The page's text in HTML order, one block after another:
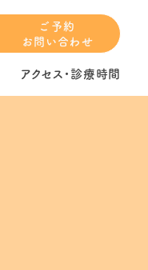
ご予約
お問い合わせ
アクセス・診療時間